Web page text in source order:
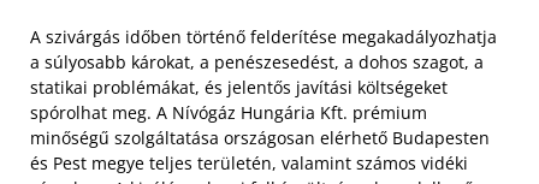
A szivárgás időben történő felderítése megakadályozhatja
a súlyosabb károkat, a penészesedést, a dohos szagot, a
statikai problémákat, és jelentős javítási költségeket
spórolhat meg. A Nívógáz Hungária Kft. prémium
minőségű szolgáltatása országosan elérhető Budapesten
és Pest megye teljes területén, valamint számos vidéki